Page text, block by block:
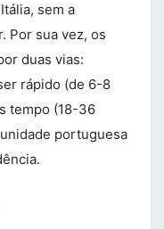
sem a
Por sua vez, os
duas vias:
rápido (de 6-8
tempo (18-36
portuguesa